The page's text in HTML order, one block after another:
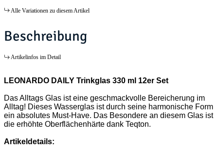
Alle Variationen zu diesem Artikel
Beschreibung
Artikelinfos im Detail
LEONARDO DAILY Trinkglas 330 ml 12er Set
Das Alltags Glas ist eine geschmackvolle Bereicherung im
Alltag! Dieses Wasserglas ist durch seine harmonische Form
ein absolutes Must-Have. Das Besondere an diesem Glas ist
die erhöhte Oberflächenhärte dank Teqton.
Artikeldetails: